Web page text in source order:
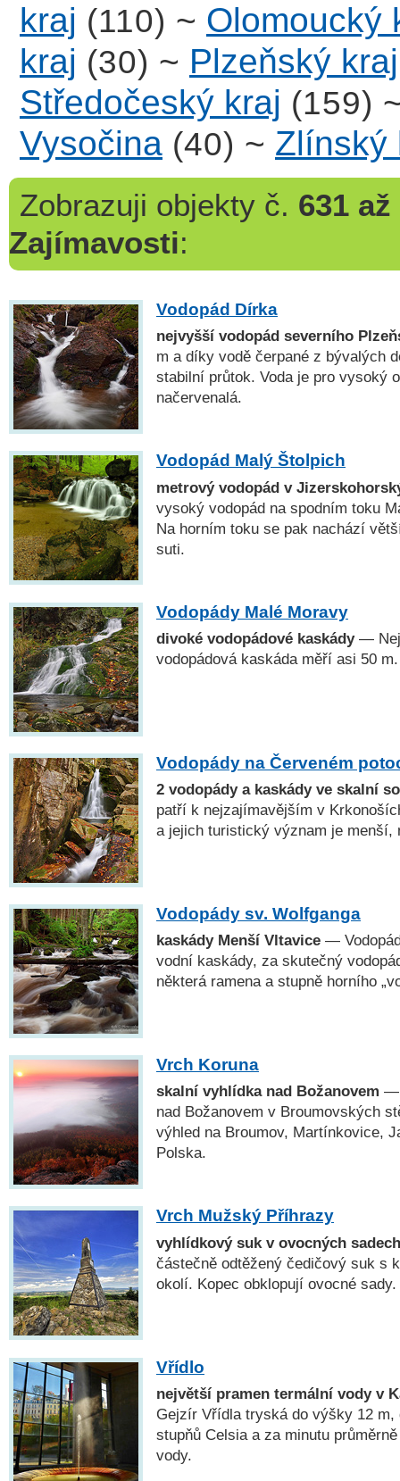
kraj (110) ~ Olomoucký
kraj (30) ~ Plzeňský kraj
Středočeský kraj (159)
Vysočina (40) ~ Zlínský
Zobrazuji objekty č. 631 až
Zajímavosti:
Vodopád Dírka
nejvyšší vodopád severního
m a díky vodě čerpané z bývalých
stabilní průtok. Voda je pro vysoký
načervenalá.
Vodopád Malý Štolpich
metrový vodopád v
vysoký vodopád na spodním toku
Na horním toku se pak nachází
suti.
Vodopády Malé Moravy
divoké vodopádové kaskády —
vodopádová kaskáda měří asi 50 m.
Vodopády na Červeném
2 vodopády a kaskády ve skalní
patří k nejzajímavějším v
a jejich turistický význam je menší,
Vodopády sv. Wolfganga
kaskády Menší Vltavice —
vodní kaskády, za skutečný
některá ramena a stupně horního
Vrch Koruna
skalní vyhlídka nad Božanovem —
nad Božanovem v Broumovských
výhled na Broumov, Martínkovice,
Polska.
Vrch Mužský Příhrazy
vyhlídkový suk v ovocných sadech
částečně odtěžený čedičový suk s
okolí. Kopec obklopují ovocné sady.
Vřídlo
největší pramen termální vody v
Gejzír Vřídla tryská do výšky 12 m,
stupňů Celsia a za minutu
vody.